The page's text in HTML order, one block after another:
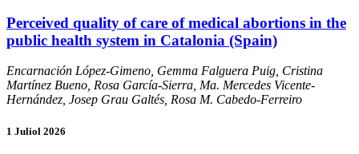
Perceived quality of care of medical abortions in the
public health system in Catalonia (Spain)
Encarnación López-Gimeno, Gemma Falguera Puig, Cristina
Martínez Bueno, Rosa García-Sierra, Ma. Mercedes Vicente-
Hernández, Josep Grau Galtés, Rosa M. Cabedo-Ferreiro
1 Juliol 2026